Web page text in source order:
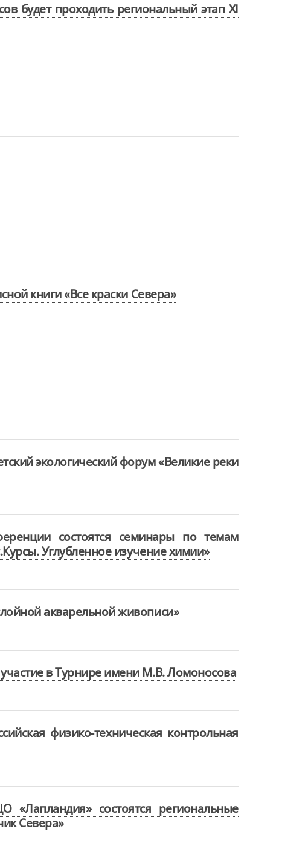
будет проходить региональный этап XI
книги «Все краски Севера»
экологический форум «Великие реки
состоятся семинары по темам
Углубленное изучение химии»
акварельной живописи»
в Турнире имени М.В. Ломоносова
физико-техническая контрольная
состоятся региональные
Севера»